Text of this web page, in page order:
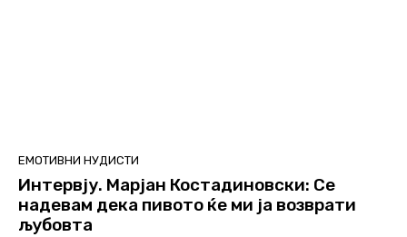
ЕМОТИВНИ НУДИСТИ
Интервју. Марјан Костадиновски: Се
надевам дека пивото ќе ми ја возврати
љубовта